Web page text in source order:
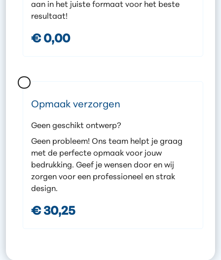
aan in het juiste formaat voor het beste
resultaat!
€ 0,00
Opmaak verzorgen
Geen geschikt ontwerp?
Geen probleem! Ons team helpt je graag
met de perfecte opmaak voor jouw
bedrukking. Geef je wensen door en wij
zorgen voor een professioneel en strak
design.
€ 30,25